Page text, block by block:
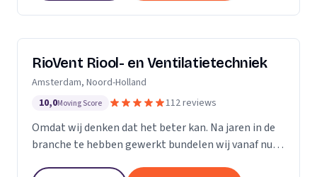
RioVent Riool- en Ventilatietechniek
Amsterdam, Noord-Holland
10,0Moving Score 112 reviews
Omdat wij denken dat het beter kan. Na jaren in de
branche te hebben gewerkt bundelen wij vanaf nu